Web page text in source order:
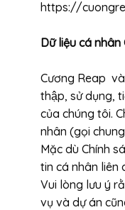
https://
Dữ liệu cá nhân
Cương Reap
thập, sử dụng,
của chúng tôi.
nhân (gọi
Mặc dù Chính
tin cá nhân liên
Vui lòng lưu ý
vụ và dự án